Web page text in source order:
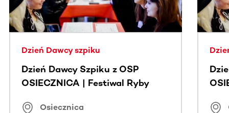
Dzień Dawcy szpiku
Dzień Dawcy Szpiku z OSP
OSIECZNICA | Festiwal Ryby
Osiecznica